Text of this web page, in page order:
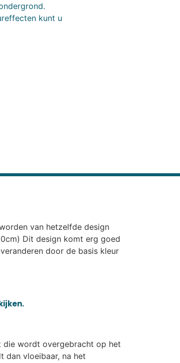
kunt u
van hetzelfde design
Dit design komt erg goed
door de basis kleur
die wordt overgebracht op het
dan vloeibaar, na het